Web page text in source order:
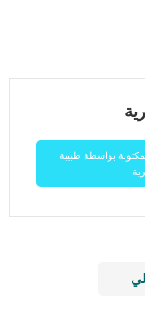
بواسطة طبيبة